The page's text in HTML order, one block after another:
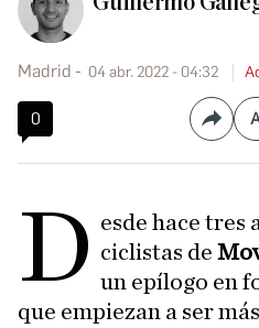
Madrid 04 abr. 2022 - 04:32
0
D esde hace tres
ciclistas de
un epílogo en
que empiezan a ser